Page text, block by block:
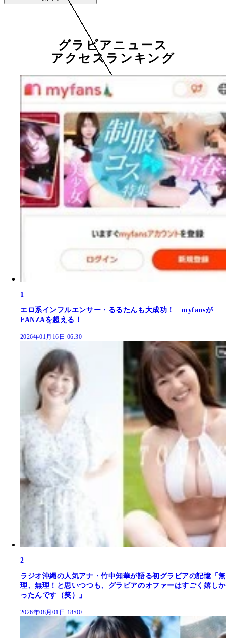
グラビアニュース
アクセスランキング
1
エロ系インフルエンサー・るるたんも大成功！ myfansが
FANZAを超える！
2026年01月16日 06:30
2
ラジオ沖縄の人気アナ・竹中知華が語る初グラビアの記憶「無
理、無理！と思いつつも、グラビアのオファーはすごく嬉しか
ったんです（笑）」
2026年08月01日 18:00